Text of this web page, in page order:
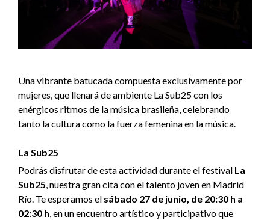
Una vibrante batucada compuesta exclusivamente por
mujeres, que llenará de ambiente La Sub25 con los
enérgicos ritmos de la música brasileña, celebrando
tanto la cultura como la fuerza femenina en la música.
La Sub25
Podrás disfrutar de esta actividad durante el festival La
Sub25, nuestra gran cita con el talento joven en Madrid
Río. Te esperamos el sábado 27 de junio, de 20:30 h a
02:30 h, en un encuentro artístico y participativo que